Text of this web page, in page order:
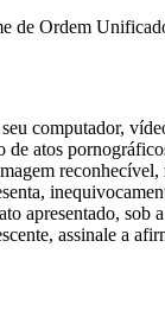
de Ordem
computador,
de atos
reconhecível,
apresentado, sob
assinale a